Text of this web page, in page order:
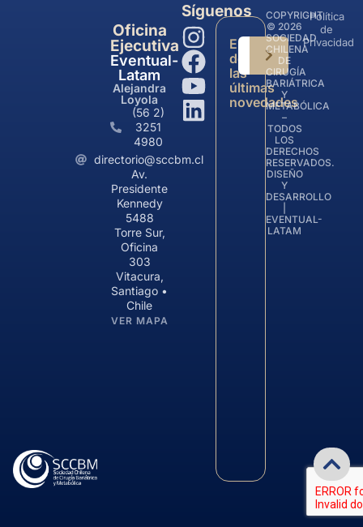
Oficina
Ejecutiva
Eventual-
Latam
Alejandra
Loyola
(56 2)
3251
4980
directorio@sccbm.cl
Av.
Presidente
Kennedy
5488
Torre Sur,
Oficina
303
Vitacura,
Santiago •
Chile
VER MAPA
Síguenos
Entérate
de
las
últimas
novedades
COPYRIGHT
© 2026
SOCIEDAD
CHILENA
DE
CIRUGÍA
BARIÁTRICA
Y
METABÓLICA
–
TODOS
LOS
DERECHOS
RESERVADOS.
DISEÑO
Y
DESARROLLO
EVENTUAL-
LATAM
Política
de
Privacidad